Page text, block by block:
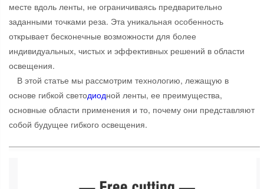
месте вдоль ленты, не ограничиваясь предварительно
заданными точками реза. Эта уникальная особенность
открывает бесконечные возможности для более
индивидуальных, чистых и эффективных решений в области
освещения.
В этой статье мы рассмотрим технологию, лежащую в
основе гибкой светодиодной ленты, ее преимущества,
основные области применения и то, почему они представляют
собой будущее гибкого освещения.